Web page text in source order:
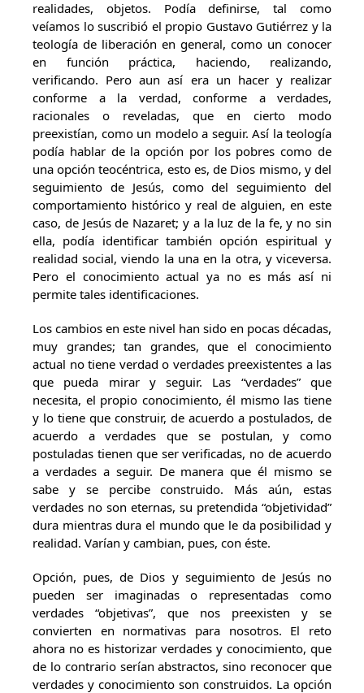
realidades, objetos. Podía definirse, tal como
veíamos lo suscribió el propio Gustavo Gutiérrez y la
teología de liberación en general, como un conocer
en función práctica, haciendo, realizando,
verificando. Pero aun así era un hacer y realizar
conforme a la verdad, conforme a verdades,
racionales o reveladas, que en cierto modo
preexistían, como un modelo a seguir. Así la teología
podía hablar de la opción por los pobres como de
una opción teocéntrica, esto es, de Dios mismo, y del
seguimiento de Jesús, como del seguimiento del
comportamiento histórico y real de alguien, en este
caso, de Jesús de Nazaret; y a la luz de la fe, y no sin
ella, podía identificar también opción espiritual y
realidad social, viendo la una en la otra, y viceversa.
Pero el conocimiento actual ya no es más así ni
permite tales identificaciones.
Los cambios en este nivel han sido en pocas décadas,
muy grandes; tan grandes, que el conocimiento
actual no tiene verdad o verdades preexistentes a las
que pueda mirar y seguir. Las “verdades” que
necesita, el propio conocimiento, él mismo las tiene
y lo tiene que construir, de acuerdo a postulados, de
acuerdo a verdades que se postulan, y como
postuladas tienen que ser verificadas, no de acuerdo
a verdades a seguir. De manera que él mismo se
sabe y se percibe construido. Más aún, estas
verdades no son eternas, su pretendida “objetividad”
dura mientras dura el mundo que le da posibilidad y
realidad. Varían y cambian, pues, con éste.
Opción, pues, de Dios y seguimiento de Jesús no
pueden ser imaginadas o representadas como
verdades “objetivas”, que nos preexisten y se
convierten en normativas para nosotros. El reto
ahora no es historizar verdades y conocimiento, que
de lo contrario serían abstractos, sino reconocer que
verdades y conocimiento son construidos. La opción